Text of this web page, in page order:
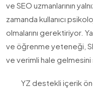
ve SEO uzmanlarının
zamanda kullanıcı
olmalarını gerektiriyor.
ve öğrenme yeteneği,
ve verimli hale gelmesini
YZ destekli içerik